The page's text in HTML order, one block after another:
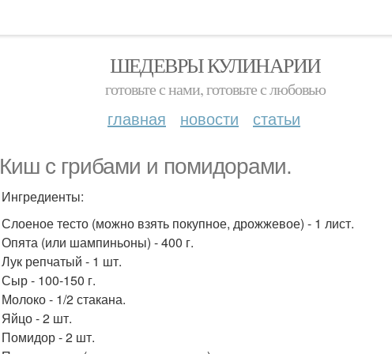
ШЕДЕВРЫ КУЛИНАРИИ
готовьте с нами, готовьте с любовью
главная новости статьи
Киш с грибами и помидорами.
Ингредиенты:
Слоеное тесто (можно взять покупное, дрожжевое) - 1 лист.
Опята (или шампиньоны) - 400 г.
Лук репчатый - 1 шт.
Сыр - 100-150 г.
Молоко - 1/2 стакана.
Яйцо - 2 шт.
Помидор - 2 шт.